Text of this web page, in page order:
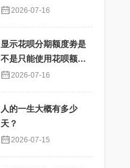
核销提现秒到账
2026-07-16
显示花呗分期额度劵是
不是只能使用花呗额度
分期才能使用？提现过
2026-07-16
人的一生大概有多少
天？
2026-07-15